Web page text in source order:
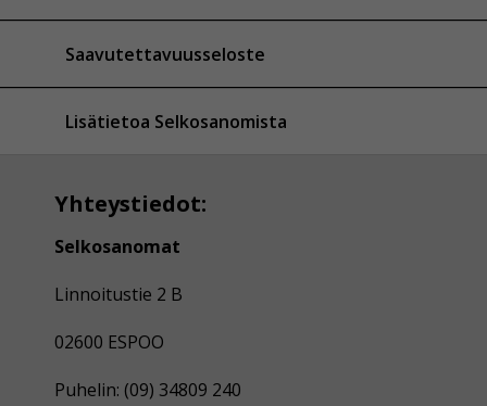
Saavutettavuusseloste
Lisätietoa Selkosanomista
Yhteystiedot:
Selkosanomat
Linnoitustie 2 B
02600 ESPOO
Puhelin: (09) 34809 240